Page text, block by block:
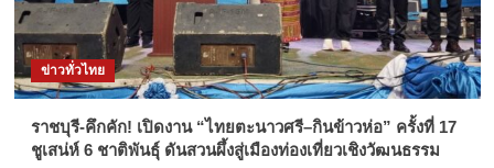
ข่าวทั่วไทย
ราชบุรี-คึกคัก! เปิดงาน “ไทยตะนาวศรี–กินข้าวห่อ” ครั้งที่ 17
ชูเสน่ห์ 6 ชาติพันธุ์ ดันสวนผึ้งสู่เมืองท่องเที่ยวเชิงวัฒนธรรม